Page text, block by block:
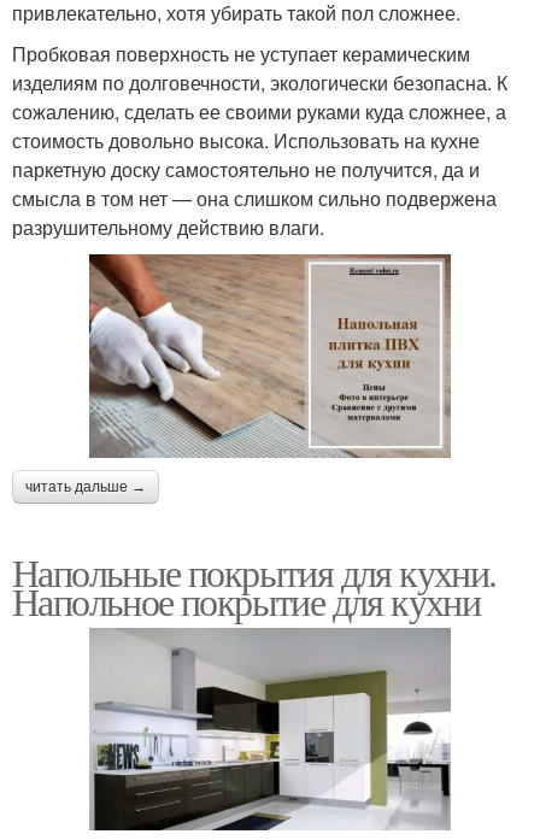
привлекательно, хотя убирать такой пол сложнее.
Пробковая поверхность не уступает керамическим
изделиям по долговечности, экологически безопасна. К
сожалению, сделать ее своими руками куда сложнее, а
стоимость довольно высока. Использовать на кухне
паркетную доску самостоятельно не получится, да и
смысла в том нет — она слишком сильно подвержена
разрушительному действию влаги.
читать дальше →
Напольные покрытия для кухни.
Напольное покрытие для кухни